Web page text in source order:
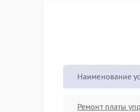
Наименование
Ремонт платы